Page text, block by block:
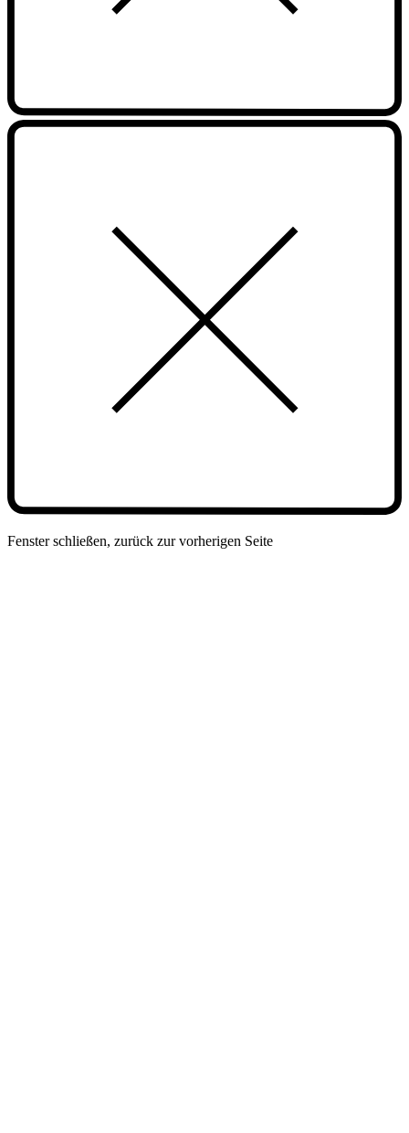
Fenster schließen, zurück zur vorherigen Seite